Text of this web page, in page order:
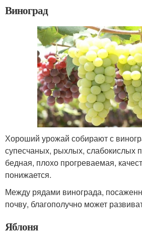
Виноград
Хороший урожай собирают с
супесчаных, рыхлых, слабокислых
бедная, плохо прогреваемая,
понижается.
Между рядами винограда,
почву, благополучно может
Яблоня